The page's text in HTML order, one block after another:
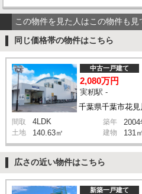
この物件を見た人はこの物件も見
同じ価格帯の物件はこちら
千葉県千葉市花
中古一戸建て
2,080万円
実籾駅 -
間取 4LDK 築年 2004
土地 140.63㎡ 建物 131㎡
広さの近い物件はこちら
新築一戸建て